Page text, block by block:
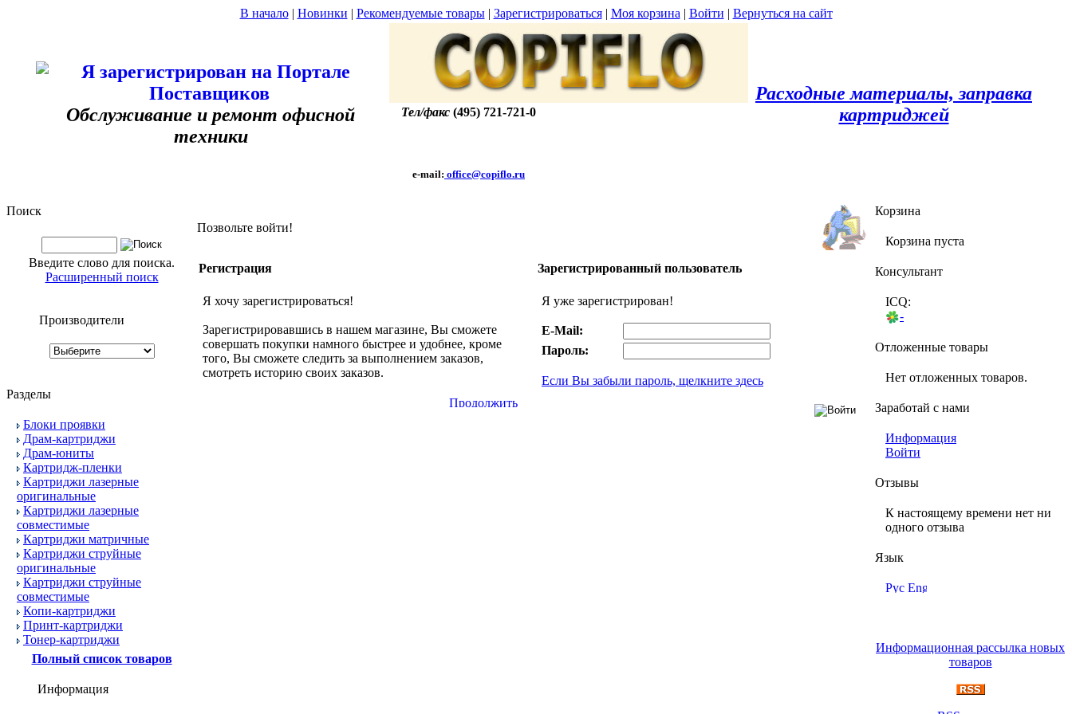
В начало| Новинки | Рекомендуемые товары| Зарегистрироваться| Моя корзина | Войти | Вернуться на сайт
Обслуживание и ремонт офисной
техники
Тел/факс (495) 721-721-0
e-mail: office@copiflo.ru
Расходные материалы, заправка
картриджей
Поиск
Введите слово для поиска.
Расширенный поиск
Производители
Разделы
Блоки проявки
Драм-картриджи
Драм-юниты
Картридж-пленки
Картриджи лазерные
оригинальные
Картриджи лазерные
совместимые
Картриджи матричные
Картриджи струйные
оригинальные
Картриджи струйные
совместимые
Копи-картриджи
Принт-картриджи
Тонер-картриджи
Полный список товаров
Информация
Позвольте войти!
Регистрация Зарегистрированный пользователь
Я хочу зарегистрироваться!
Зарегистрировавшись в нашем магазине, Вы сможете
совершать покупки намного быстрее и удобнее, кроме
того, Вы сможете следить за выполнением заказов,
смотреть историю своих заказов.
Я уже зарегистрирован!
E-Mail:
Пароль:
Если Вы забыли пароль, щелкните здесь
Корзина
Корзина пуста
Консультант
ICQ:
-
Отложенные товары
Нет отложенных товаров.
Заработай с нами
Информация
Войти
Отзывы
К настоящему времени нет ни
одного отзыва
Язык
Информационная рассылка новых
товаров